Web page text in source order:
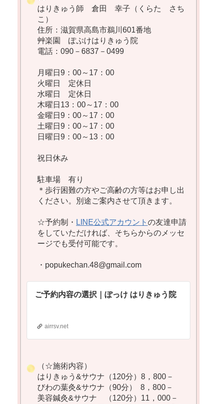
はりきゅう師 倉田 幸子（くらた さち
こ）
住所：滋賀県高島市鵜川601番地
艸楽園 ぽぷけはりきゅう院
電話：090－6837－0499
月曜日9：00～17：00
火曜日 定休日
水曜日 定休日
木曜日13：00～17：00
金曜日9：00～17：00
土曜日9：00～17：00
日曜日9：00～13：00
祝日休み
駐車場 有り
＊歩行困難の方やご高齢の方等はお申し出
ください。別途ご案内させて頂きます。
☆予約制・ LINE公式アカウント の友達申請
をしていただければ、そちらからのメッセ
ージでも受付可能です。
・popukechan.48@gmail.com
ご予約内容の選択｜ぽっけ はりきゅう院
airrsv.net
（☆施術内容）
はりきゅう&サウナ（120分）8，800－
びわの葉灸&サウナ（90分） 8，800－
美容鍼灸&サウナ （120分）11，000－